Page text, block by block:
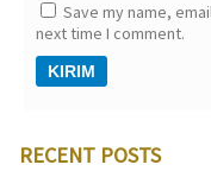
Save my name,
next time I comment.
RECENT POSTS